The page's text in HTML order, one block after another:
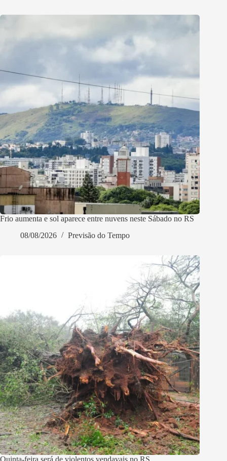
Frio aumenta e sol aparece entre nuvens neste Sábado no RS
08/08/2026
Previsão do Tempo